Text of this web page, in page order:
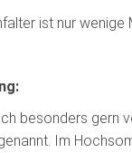
ist nur
besonders gern
Im